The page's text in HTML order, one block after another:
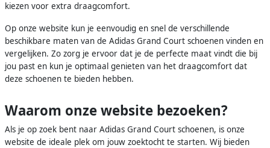
kiezen voor extra draagcomfort.
Op onze website kun je eenvoudig en snel de verschillende
beschikbare maten van de Adidas Grand Court schoenen vinden en
vergelijken. Zo zorg je ervoor dat je de perfecte maat vindt die bij
jou past en kun je optimaal genieten van het draagcomfort dat
deze schoenen te bieden hebben.
Waarom onze website bezoeken?
Als je op zoek bent naar Adidas Grand Court schoenen, is onze
website de ideale plek om jouw zoektocht te starten. Wij bieden